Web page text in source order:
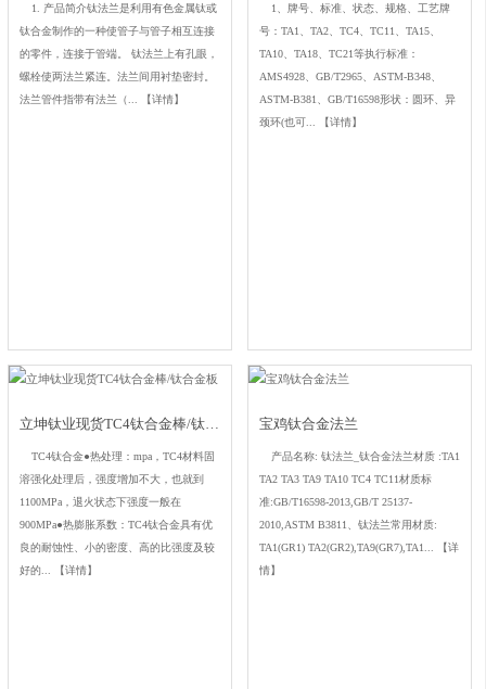
1. 产品简介钛法兰是利用有色金属钛或
钛合金制作的一种使管子与管子相互连接
的零件，连接于管端。 钛法兰上有孔眼，
螺栓使两法兰紧连。法兰间用衬垫密封。
法兰管件指带有法兰（...
【详情】
1、牌号、标准、状态、规格、工艺牌
号：TA1、TA2、TC4、TC11、TA15、
TA10、TA18、TC21等执行标准：
AMS4928、GB/T2965、ASTM-B348、
ASTM-B381、GB/T16598形状：圆环、异
颈环(也可...
【详情】
立坤钛业现货TC4钛合金棒/钛合金板
TC4钛合金●热处理：mpa，TC4材料固
溶强化处理后，强度增加不大，也就到
1100MPa，退火状态下强度一般在
900MPa●热膨胀系数：TC4钛合金具有优
良的耐蚀性、小的密度、高的比强度及较
好的...
【详情】
宝鸡钛合金法兰
产品名称: 钛法兰_钛合金法兰材质 :TA1
TA2 TA3 TA9 TA10 TC4 TC11材质标
准:GB/T16598-2013,GB/T 25137-
2010,ASTM B3811、钛法兰常用材质:
TA1(GR1) TA2(GR2),TA9(GR7),TA1...
【详
情】